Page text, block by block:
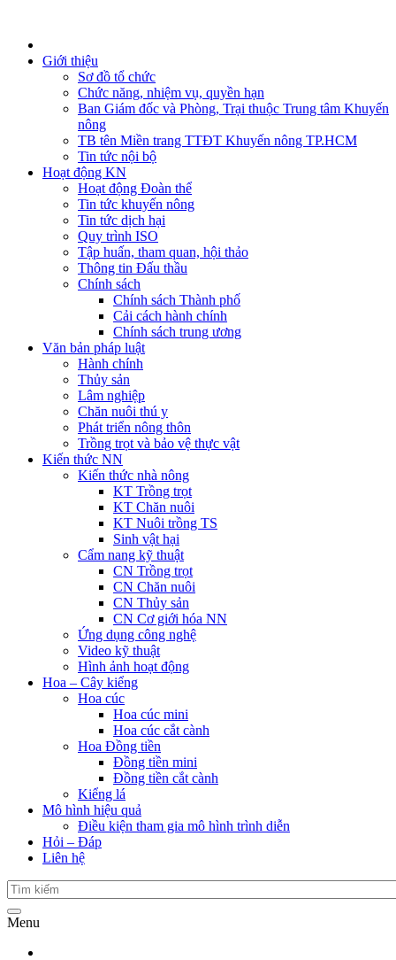
Giới thiệu
Sơ đồ tổ chức
Chức năng, nhiệm vụ, quyền hạn
Ban Giám đốc và Phòng, Trại thuộc Trung tâm Khuyến
nông
TB tên Miền trang TTĐT Khuyến nông TP.HCM
Tin tức nội bộ
Hoạt động KN
Hoạt động Đoàn thể
Tin tức khuyến nông
Tin tức dịch hại
Quy trình ISO
Tập huấn, tham quan, hội thảo
Thông tin Đấu thầu
Chính sách
Chính sách Thành phố
Cải cách hành chính
Chính sách trung ương
Văn bản pháp luật
Hành chính
Thủy sản
Lâm nghiệp
Chăn nuôi thú y
Phát triển nông thôn
Trồng trọt và bảo vệ thực vật
Kiến thức NN
Kiến thức nhà nông
KT Trồng trọt
KT Chăn nuôi
KT Nuôi trồng TS
Sinh vật hại
Cẩm nang kỹ thuật
CN Trồng trọt
CN Chăn nuôi
CN Thủy sản
CN Cơ giới hóa NN
Ứng dụng công nghệ
Video kỹ thuật
Hình ảnh hoạt động
Hoa – Cây kiểng
Hoa cúc
Hoa cúc mini
Hoa cúc cắt cành
Hoa Đồng tiền
Đồng tiền mini
Đồng tiền cắt cành
Kiểng lá
Mô hình hiệu quả
Điều kiện tham gia mô hình trình diễn
Hỏi – Đáp
Liên hệ
Menu